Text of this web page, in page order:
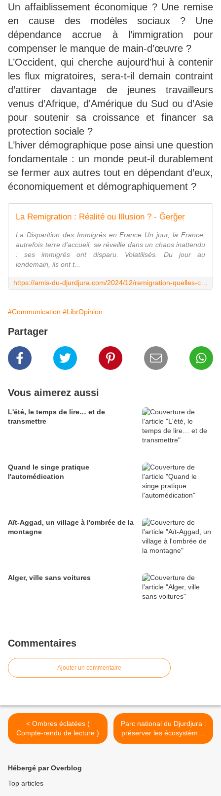
Un affaiblissement économique ? Une remise
en cause des modèles sociaux ? Une
dépendance accrue à l’immigration pour
compenser le manque de main-d’œuvre ?
L’Occident, qui cherche aujourd’hui à contenir
les flux migratoires, sera-t-il demain contraint
d’attirer davantage de jeunes travailleurs
venus d’Afrique, d'Amérique du Sud ou d’Asie
pour soutenir sa croissance et financer sa
protection sociale ?
L’hiver démographique pose ainsi une question
fondamentale : un monde peut-il durablement
se fermer aux autres tout en dépendant d’eux,
économiquement et démographiquement ?
La Remigration : Réalité ou Illusion ? - Ǧeṛǧeṛ
La Disparition des Immigrés en France Un jour, la France,
autrefois terre d'accueil, se réveille dans un chaos inattendu
: ses immigrés ont disparu. Volatilisés. Du jour au
lendemain, ils ont t...
#Communication #LibrOpinion
Partager
Vous aimerez aussi
L'été, le temps de lire… et de
transmettre
Quand le singe pratique
l'automédication
Aït-Aggad, un village à l'ombrée de la
montagne
Alger, ville sans voitures
Commentaires
Ajouter un commentaire
< Ombres éclatées (
Compte-rendu de lecture )
Parc national du Djurdjura :
préserver les écosystèmes
>
Hébergé par Overblog
Top articles